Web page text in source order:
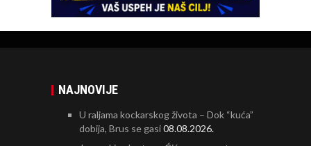
NAJNOVIJE
U raljama kockarskog života – Dok “kuća”
dobija, Brus se gasi08.08.2026.